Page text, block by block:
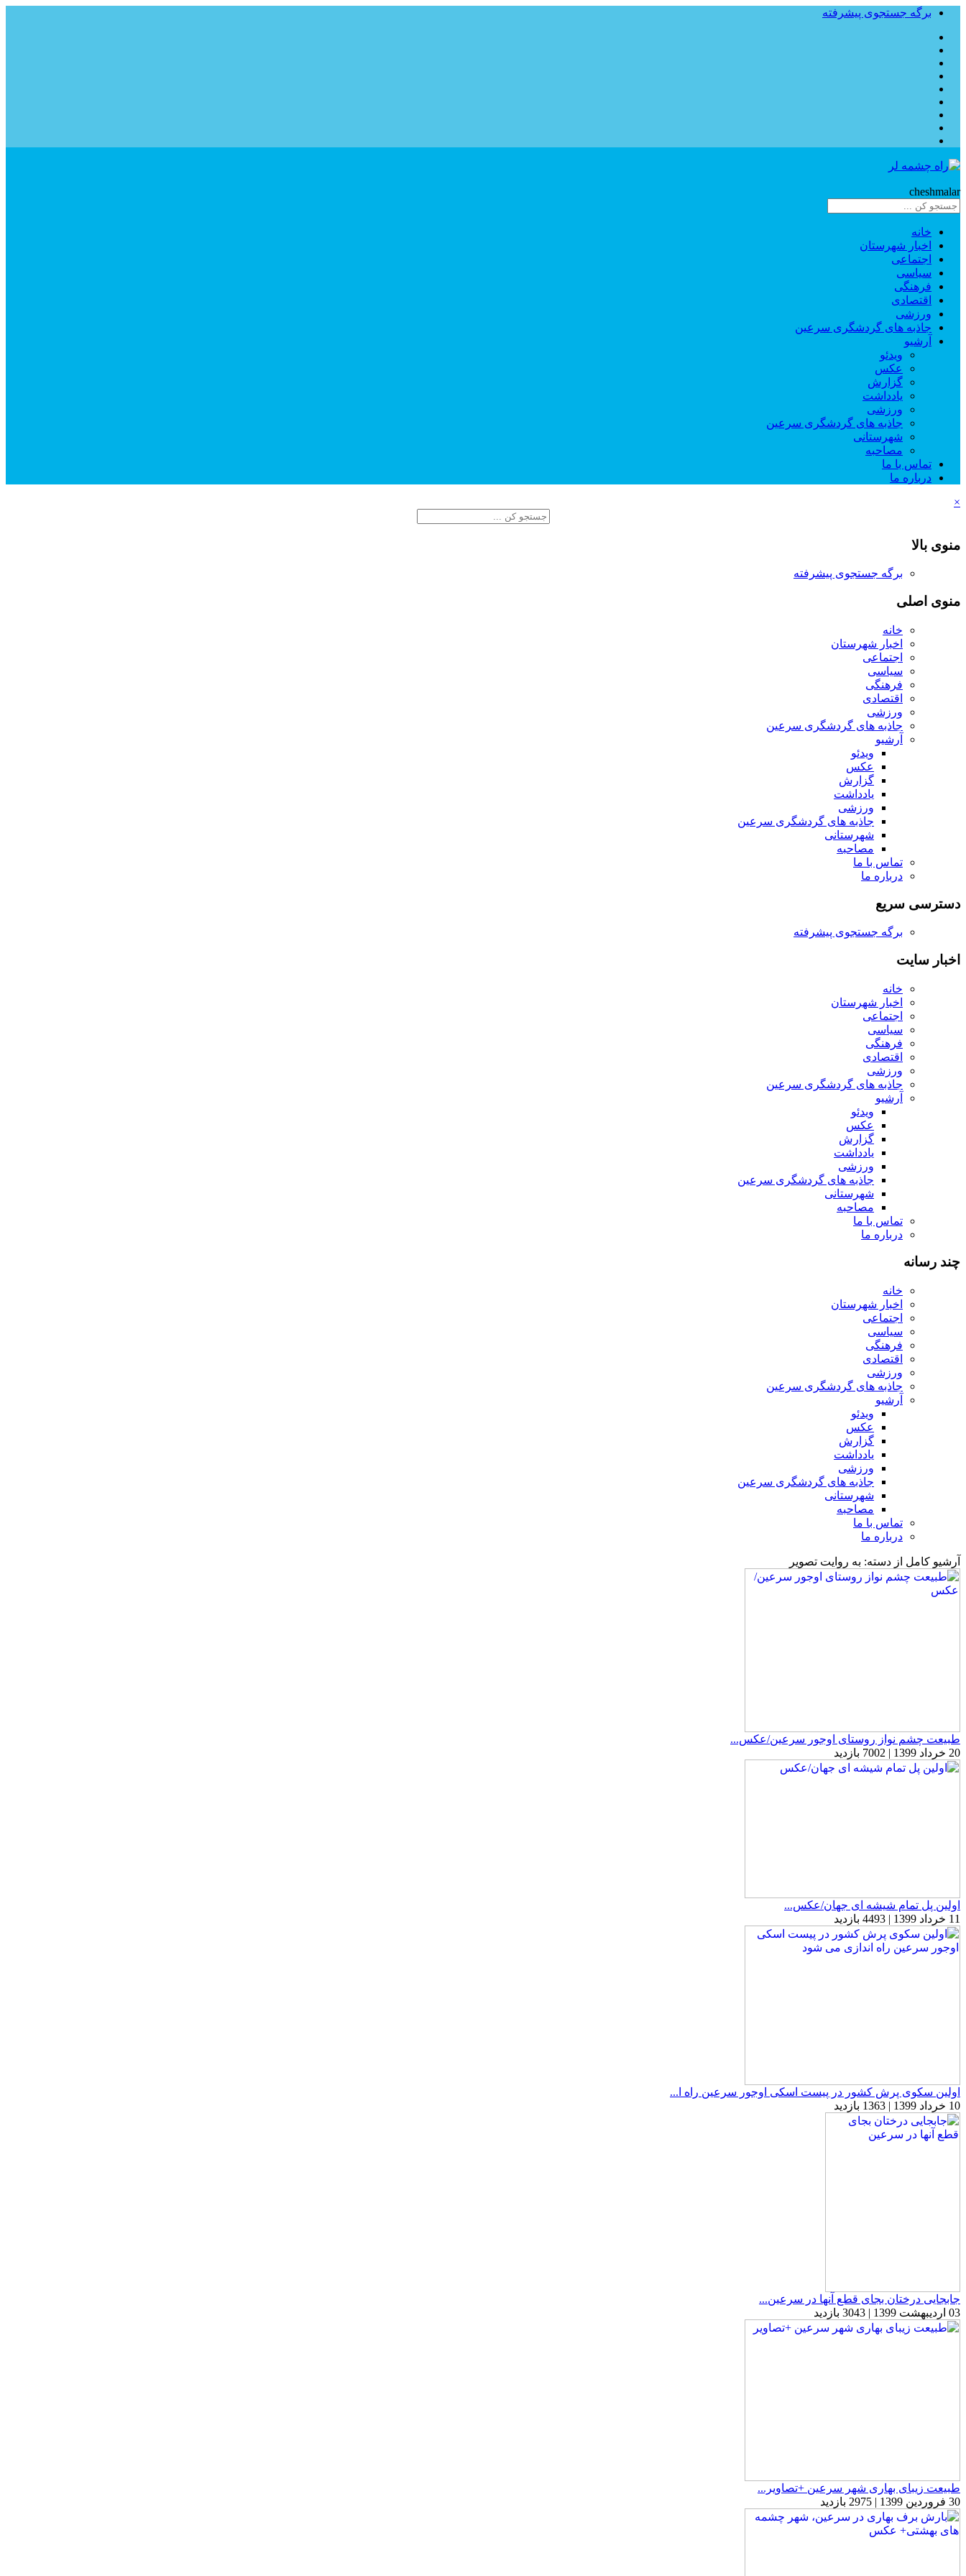
برگه جستجوی پیشرفته
cheshmalar
خانه
اخبار شهرستان
اجتماعی
سیاسی
فرهنگی
اقتصادی
ورزشی
جاذبه های گردشگری سرعین
آرشیو
ویدئو
عکس
گزارش
یادداشت
ورزشی
جاذبه های گردشگری سرعین
شهرستانی
مصاحبه
تماس با ما
درباره ما
×
منوی بالا
برگه جستجوی پیشرفته
منوی اصلی
خانه
اخبار شهرستان
اجتماعی
سیاسی
فرهنگی
اقتصادی
ورزشی
جاذبه های گردشگری سرعین
آرشیو
ویدئو
عکس
گزارش
یادداشت
ورزشی
جاذبه های گردشگری سرعین
شهرستانی
مصاحبه
تماس با ما
درباره ما
دسترسی سریع
برگه جستجوی پیشرفته
اخبار سایت
خانه
اخبار شهرستان
اجتماعی
سیاسی
فرهنگی
اقتصادی
ورزشی
جاذبه های گردشگری سرعین
آرشیو
ویدئو
عکس
گزارش
یادداشت
ورزشی
جاذبه های گردشگری سرعین
شهرستانی
مصاحبه
تماس با ما
درباره ما
چند رسانه
خانه
اخبار شهرستان
اجتماعی
سیاسی
فرهنگی
اقتصادی
ورزشی
جاذبه های گردشگری سرعین
آرشیو
ویدئو
عکس
گزارش
یادداشت
ورزشی
جاذبه های گردشگری سرعین
شهرستانی
مصاحبه
تماس با ما
درباره ما
آرشیو کامل از دسته: به روایت تصویر
طبیعت چشم نواز روستای اوجور سرعین/عکس...
20 خرداد 1399 | 7002 بازدید
اولین پل تمام شیشه ای جهان/عکس...
11 خرداد 1399 | 4493 بازدید
اولین سکوی پرش کشور در پیست اسکی اوجور سرعین راه ا...
10 خرداد 1399 | 1363 بازدید
جابجایی درختان بجای قطع آنها در سرعین...
03 اردیبهشت 1399 | 3043 بازدید
طبیعت زیبای بهاری شهر سرعین +تصاویر...
30 فروردین 1399 | 2975 بازدید